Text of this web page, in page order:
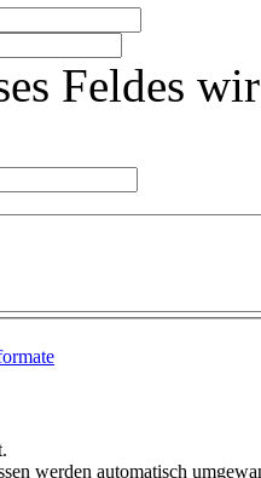
Feldes
werden automatisch